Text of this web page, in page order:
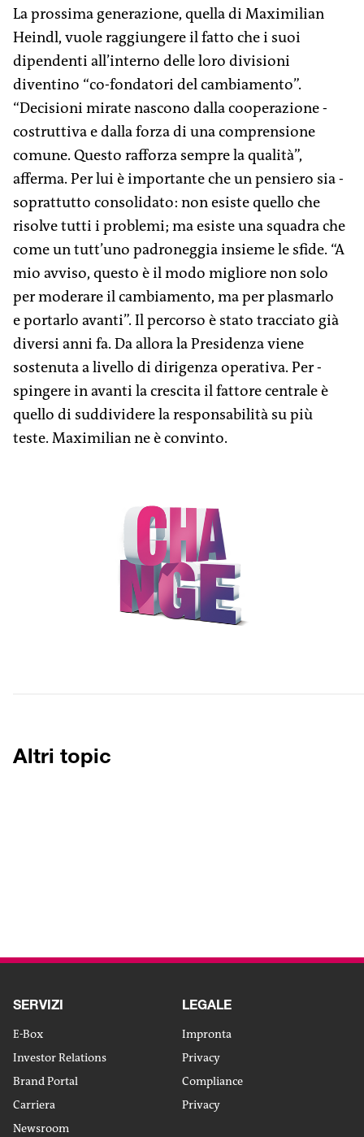
La prossima generazione, quella di Maximilian
Heindl, vuole raggiungere il fatto che i suoi
dipendenti all’interno delle loro divisioni
diventino “co-fondatori del cambiamento”.
“Decisioni ­mirate nascono dalla cooperazione ­­
costruttiva e dalla forza di una comprensione
comune. Questo rafforza sempre la qualità”,
afferma. Per lui è importante che un pensiero sia ­
soprattutto consolidato: non esiste quello che
risolve tutti i problemi; ma esiste una squadra che
come un tutt’uno padroneggia insieme le sfide. “A
mio avviso, questo è il modo ­migliore non solo
per moderare il cambiamento, ma per plasmarlo
e portarlo avanti”. Il percorso è stato tracciato già
diversi anni fa. Da allora la Presidenza viene
sostenuta a livello di dirigenza operativa. Per ­
spingere in avanti la crescita il fattore ­centrale è
quello di suddividere la responsabilità su più
teste. ­Maximilian ne è convinto.
Altri topic
SERVIZI
E-Box
Investor Relations
Brand Portal
Carriera
Newsroom
LEGALE
Impronta
Privacy
Compliance
Privacy